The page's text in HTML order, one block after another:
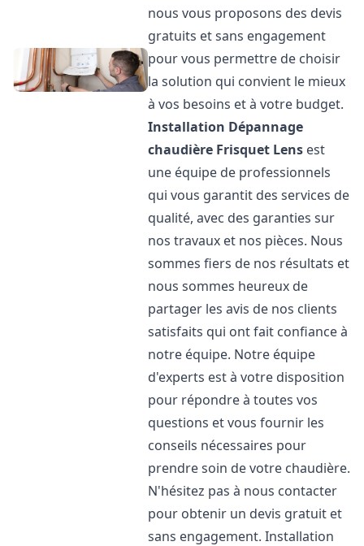
nous vous proposons des devis
gratuits et sans engagement
pour vous permettre de choisir
la solution qui convient le mieux
à vos besoins et à votre budget.
Installation Dépannage
chaudière Frisquet Lens est
une équipe de professionnels
qui vous garantit des services de
qualité, avec des garanties sur
nos travaux et nos pièces. Nous
sommes fiers de nos résultats et
nous sommes heureux de
partager les avis de nos clients
satisfaits qui ont fait confiance à
notre équipe. Notre équipe
d'experts est à votre disposition
pour répondre à toutes vos
questions et vous fournir les
conseils nécessaires pour
prendre soin de votre chaudière.
N'hésitez pas à nous contacter
pour obtenir un devis gratuit et
sans engagement. Installation